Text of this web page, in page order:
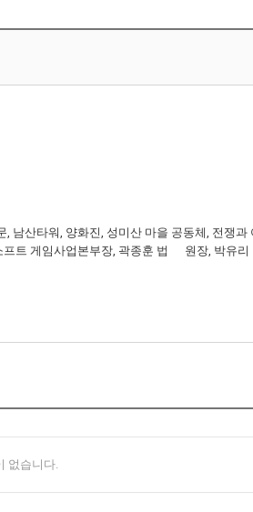
남산타워, 양화진, 성미산 마을 공동체, 전쟁
트 게임사업본부장, 곽종훈 법 원장, 박유리
없습니다.